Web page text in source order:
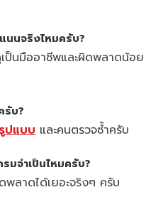
นนจริงไหมครับ?
ป็นมืออาชีพและผิดพลาดน้อย
รับ?
ปแบบและคนตรวจซ้ำครับ
มจำเป็นไหมครับ?
ลาดได้เยอะจริงๆ ครับ